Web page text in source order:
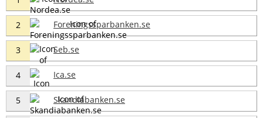
2 Foreningssparbanken.se
3 Seb.se
4 Ica.se
5 Skandiabanken.se